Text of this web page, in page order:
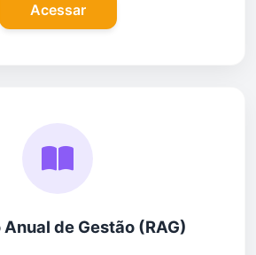
Acessar
de Gestão (RAG)